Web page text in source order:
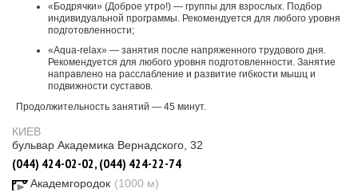
«Бодрячки» (Доброе утро!) — группы для взрослых. Подбор
индивидуальной программы. Рекомендуется для любого уровня
подготовленности;
«Aqua-relax» — занятия после напряженного трудового дня.
Рекомендуется для любого уровня подготовленности. Занятие
направлено на расслабление и развитие гибкости мышц и
подвижности суставов.
Продолжительность занятий — 45 минут.
КИЕВ
бульвар Академика Вернадского, 32
(044) 424-02-02, (044) 424-22-74
Академгородок (1000 м)